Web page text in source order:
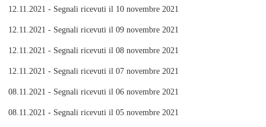
12.11.2021 - Segnali ricevuti il 10 novembre 2021
12.11.2021 - Segnali ricevuti il 09 novembre 2021
12.11.2021 - Segnali ricevuti il 08 novembre 2021
12.11.2021 - Segnali ricevuti il 07 novembre 2021
08.11.2021 - Segnali ricevuti il 06 novembre 2021
08.11.2021 - Segnali ricevuti il 05 novembre 2021